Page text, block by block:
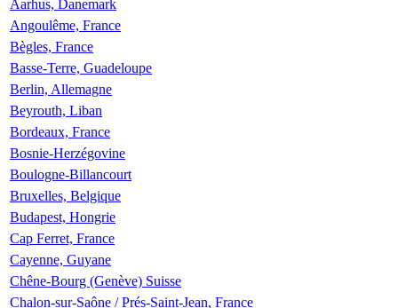
Aarhus, Danemark
Angoulême, France
Bègles, France
Basse-Terre, Guadeloupe
Berlin, Allemagne
Beyrouth, Liban
Bordeaux, France
Bosnie-Herzégovine
Boulogne-Billancourt
Bruxelles, Belgique
Budapest, Hongrie
Cap Ferret, France
Cayenne, Guyane
Chêne-Bourg (Genève) Suisse
Chalon-sur-Saône / Prés-Saint-Jean, France